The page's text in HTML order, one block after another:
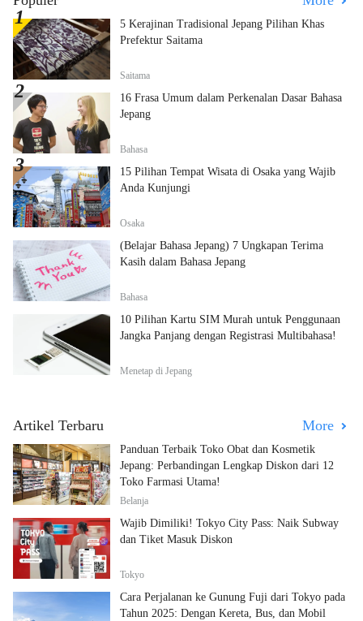
5 Kerajinan Tradisional Jepang Pilihan Khas
Prefektur Saitama
Saitama
16 Frasa Umum dalam Perkenalan Dasar Bahasa
Jepang
Bahasa
15 Pilihan Tempat Wisata di Osaka yang Wajib
Anda Kunjungi
Osaka
(Belajar Bahasa Jepang) 7 Ungkapan Terima
Kasih dalam Bahasa Jepang
Bahasa
10 Pilihan Kartu SIM Murah untuk Penggunaan
Jangka Panjang dengan Registrasi Multibahasa!
Menetap di Jepang
Artikel Terbaru More
Panduan Terbaik Toko Obat dan Kosmetik
Jepang: Perbandingan Lengkap Diskon dari 12
Toko Farmasi Utama!
Belanja
Wajib Dimiliki! Tokyo City Pass: Naik Subway
dan Tiket Masuk Diskon
Tokyo
Cara Perjalanan ke Gunung Fuji dari Tokyo pada
Tahun 2025: Dengan Kereta, Bus, dan Mobil